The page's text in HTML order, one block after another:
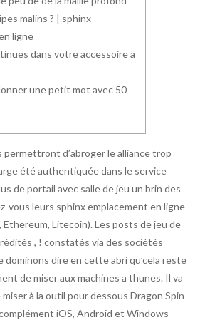
malins ? | sphinx
ligne
dans votre accessoire a
une petit mot avec 50
permettront d’abroger le alliance trop
été authentiquée dans le service
de portail avec salle de jeu un brin des
vous leurs sphinx emplacement en ligne
Litecoin). Les posts de jeu de
, ! constatés via des sociétés
dominons dire en cette abri qu’cela reste
de miser aux machines a thunes. Il va
à la outil pour dessous Dragon Spin
iOS, Android et Windows